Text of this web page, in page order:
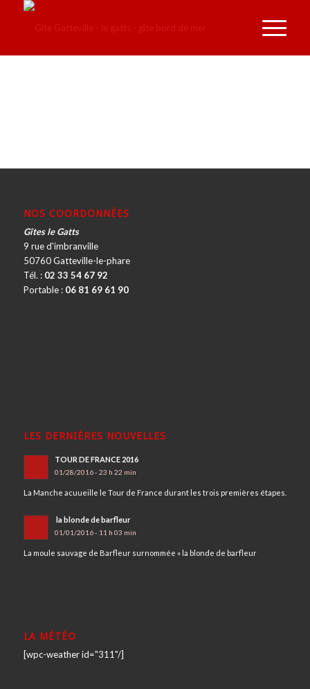
NOS COORDONNÉES
Gîtes le Gatts
9 rue d'imbranville
50760 Gatteville-le-phare
Tél. : 02 33 54 67 92
Portable : 06 81 69 61 90
LES DERNIÈRES NOUVELLES
TOUR DE FRANCE 2016
01/28/2016 - 23 h 22 min
La Manche acuueille le Tour de France durant les trois premières étapes.
la blonde de barfleur
01/01/2016 - 11 h 03 min
La moule sauvage de Barfleur surnommée « la blonde de barfleur
LA MÉTÉO
[wpc-weather id="311"/]